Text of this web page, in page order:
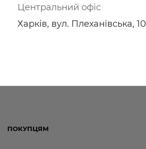
Центральний офіс
Харків, вул. Плеханівська, 10
ПОКУПЦЯМ